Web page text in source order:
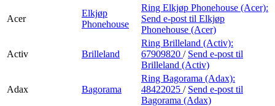
Acer
Elkjøp
Phonehouse
Ring Elkjøp Phonehouse (Acer):
Send e-post til Elkjøp
Phonehouse (Acer)
Activ Brilleland
Ring Brilleland (Activ):
67909820 / Send e-post til
Brilleland (Activ)
Adax Bagorama
Ring Bagorama (Adax):
48422025 / Send e-post til
Bagorama (Adax)